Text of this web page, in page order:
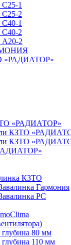
1
2
1
2
2
«РАДИАТОР»
«РАДИАТОР»
КЗТО
КЗТО
КЗТО
Гармония
РС
80 мм
110 мм